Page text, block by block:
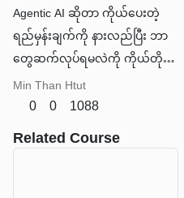
Agentic AI ဆိုတာ ကိုယ်ပေးတဲ့
ရည်မှန်းချက်ကို နားလည်ပြီး ဘာ
တွေဆက်လုပ်ရမလဲကို ကိုယ်တိုင်
စဉ်းစားဆုံးဖြတ်ကာ အလုပ်ကို အစ
အဆုံး ပြီးမြောက်အောင် လုပ်နိုင်တဲ့
စမတ် လက်ထောက်တစ်ဦး နဲ့ တူပါ
တယ်။
Min Than Htut
0 0 1088
Related Course